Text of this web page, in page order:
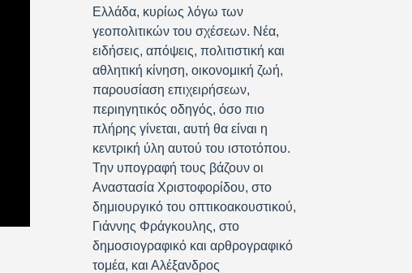
Ελλάδα, κυρίως λόγω των
γεοπολιτικών του σχέσεων. Νέα,
ειδήσεις, απόψεις, πολιτιστική και
αθλητική κίνηση, οικονομική ζωή,
παρουσίαση επιχειρήσεων,
περιηγητικός οδηγός, όσο πιο
πλήρης γίνεται, αυτή θα είναι η
κεντρική ύλη αυτού του ιστοτόπου.
Την υπογραφή τους βάζουν οι
Αναστασία Χριστοφορίδου, στο
δημιουργικό του οπτικοακουστικού,
Γιάννης Φράγκουλης, στο
δημοσιογραφικό και αρθρογραφικό
τομέα, και Αλέξανδρος